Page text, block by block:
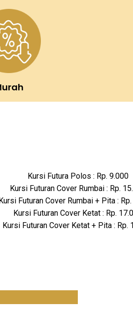
Kursi Futura Polos : Rp. 9.000
Kursi Futuran Cover Rumbai : Rp.
Kursi Futuran Cover Rumbai + Pita :
Kursi Futuran Cover Ketat : Rp.
Kursi Futuran Cover Ketat + Pita : Rp.